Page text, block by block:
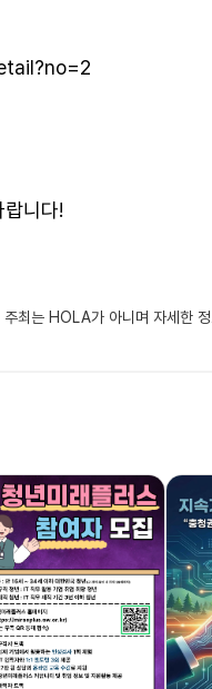
니다!
최는 HOLA가 아니며 자세한